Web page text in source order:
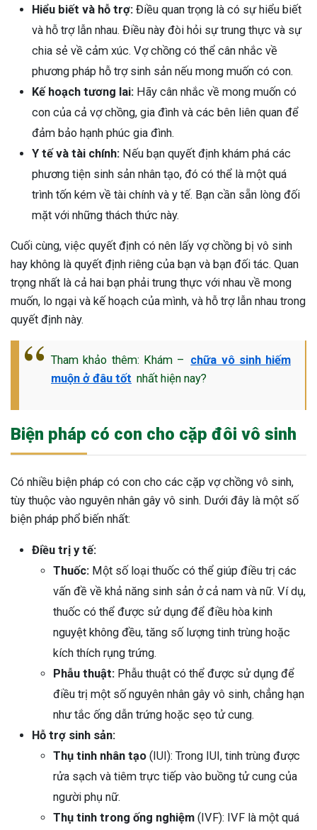
Sau Sinh Có Tự Khỏi
Thông Tin Cần Biết
sau sinh là tình trạng viêm da
phổ biến, khiến đôi bàn tay,
của chị em trở nên khô...
Hiểu biết và hỗ trợ: Điều quan trọng là có sự hiểu biết
và hỗ trợ lẫn nhau. Điều này đòi hỏi sự trung thực và sự
chia sẻ về cảm xúc. Vợ chồng có thể cân nhắc về
phương pháp hỗ trợ sinh sản nếu mong muốn có con.
Kế hoạch tương lai: Hãy cân nhắc về mong muốn có
con của cả vợ chồng, gia đình và các bên liên quan để
đảm bảo hạnh phúc gia đình.
Y tế và tài chính: Nếu bạn quyết định khám phá các
phương tiện sinh sản nhân tạo, đó có thể là một quá
trình tốn kém về tài chính và y tế. Bạn cần sẵn lòng đối
mặt với những thách thức này.
Cuối cùng, việc quyết định có nên lấy vợ chồng bị vô sinh
hay không là quyết định riêng của bạn và bạn đối tác. Quan
trọng nhất là cả hai bạn phải trung thực với nhau về mong
muốn, lo ngại và kế hoạch của mình, và hỗ trợ lẫn nhau trong
quyết định này.
Tham khảo thêm: Khám – chữa vô sinh hiếm
muộn ở đâu tốt nhất hiện nay?
Biện pháp có con cho cặp đôi vô sinh
Có nhiều biện pháp có con cho các cặp vợ chồng vô sinh,
tùy thuộc vào nguyên nhân gây vô sinh. Dưới đây là một số
biện pháp phổ biến nhất:
Điều trị y tế:
Thuốc: Một số loại thuốc có thể giúp điều trị các
vấn đề về khả năng sinh sản ở cả nam và nữ. Ví dụ,
thuốc có thể được sử dụng để điều hòa kinh
nguyệt không đều, tăng số lượng tinh trùng hoặc
kích thích rụng trứng.
Phẫu thuật: Phẫu thuật có thể được sử dụng để
điều trị một số nguyên nhân gây vô sinh, chẳng hạn
như tắc ống dẫn trứng hoặc sẹo tử cung.
Hỗ trợ sinh sản:
Thụ tinh nhân tạo (IUI): Trong IUI, tinh trùng được
rửa sạch và tiêm trực tiếp vào buồng tử cung của
người phụ nữ.
Thụ tinh trong ống nghiệm (IVF): IVF là một quá